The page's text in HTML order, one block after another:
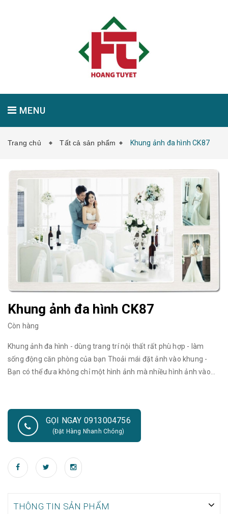
MENU
LIÊN HỆ
Trang chủ Tất cả sản phẩm Khung ảnh đa hình CK87
Khung ảnh đa hình CK87
Còn hàng
Khung ảnh đa hình - dùng trang trí nội thất rất phù hợp - làm
sống động căn phòng của bạn Thoải mái đặt ảnh vào khung -
Bạn có thể đưa không chỉ một hình ảnh mà nhiều hình ảnh vào
cưới hoặc treo tường tạo dáng khung ảnh chuyên nghiệp, là đồ
trang trí đẹp mắt và cách sắp đặt phù hợp. Một bộ khung ảnh
cưới đẹp cũng làm nên một nét độc đáo chấm phá cho đám cưới
GỌI NGAY 0913004756
(Đặt Hàng Nhanh Chóng)
THÔNG TIN SẢN PHẨM